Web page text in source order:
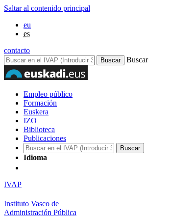
Saltar al contenido principal
eu
es
contacto
Buscar
Empleo público
Formación
Euskera
IZO
Biblioteca
Publicaciones
Idioma
IVAP
Instituto Vasco de
Administración Pública